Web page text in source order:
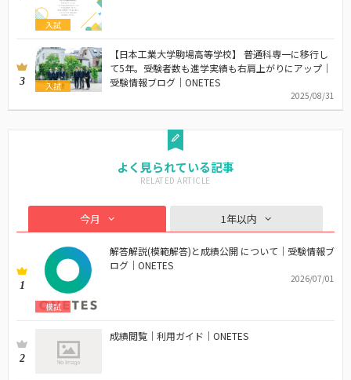
入試
3 入試
【日本工業大学駒場高等学校】 普通科専一に移行し
て5年。受験者数も進学実績も右肩上がりにアップ｜
受験情報ブログ｜ONETES
2025/08/31
よく見られている記事
今月 1年以内
1
模試
解答解説(模範解答)と成績公開 について｜受験情報ブ
ログ｜ONETES
2026/07/01
2
成績閲覧｜利用ガイド｜ONETES